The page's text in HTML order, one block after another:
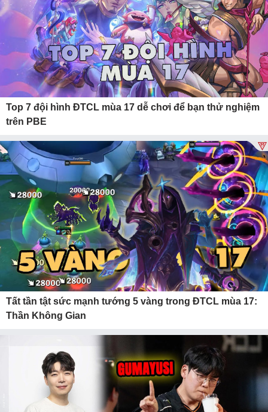
Top 7 đội hình ĐTCL mùa 17 dễ chơi để bạn thử nghiệm
trên PBE
Tất tần tật sức mạnh tướng 5 vàng trong ĐTCL mùa 17:
Thần Không Gian